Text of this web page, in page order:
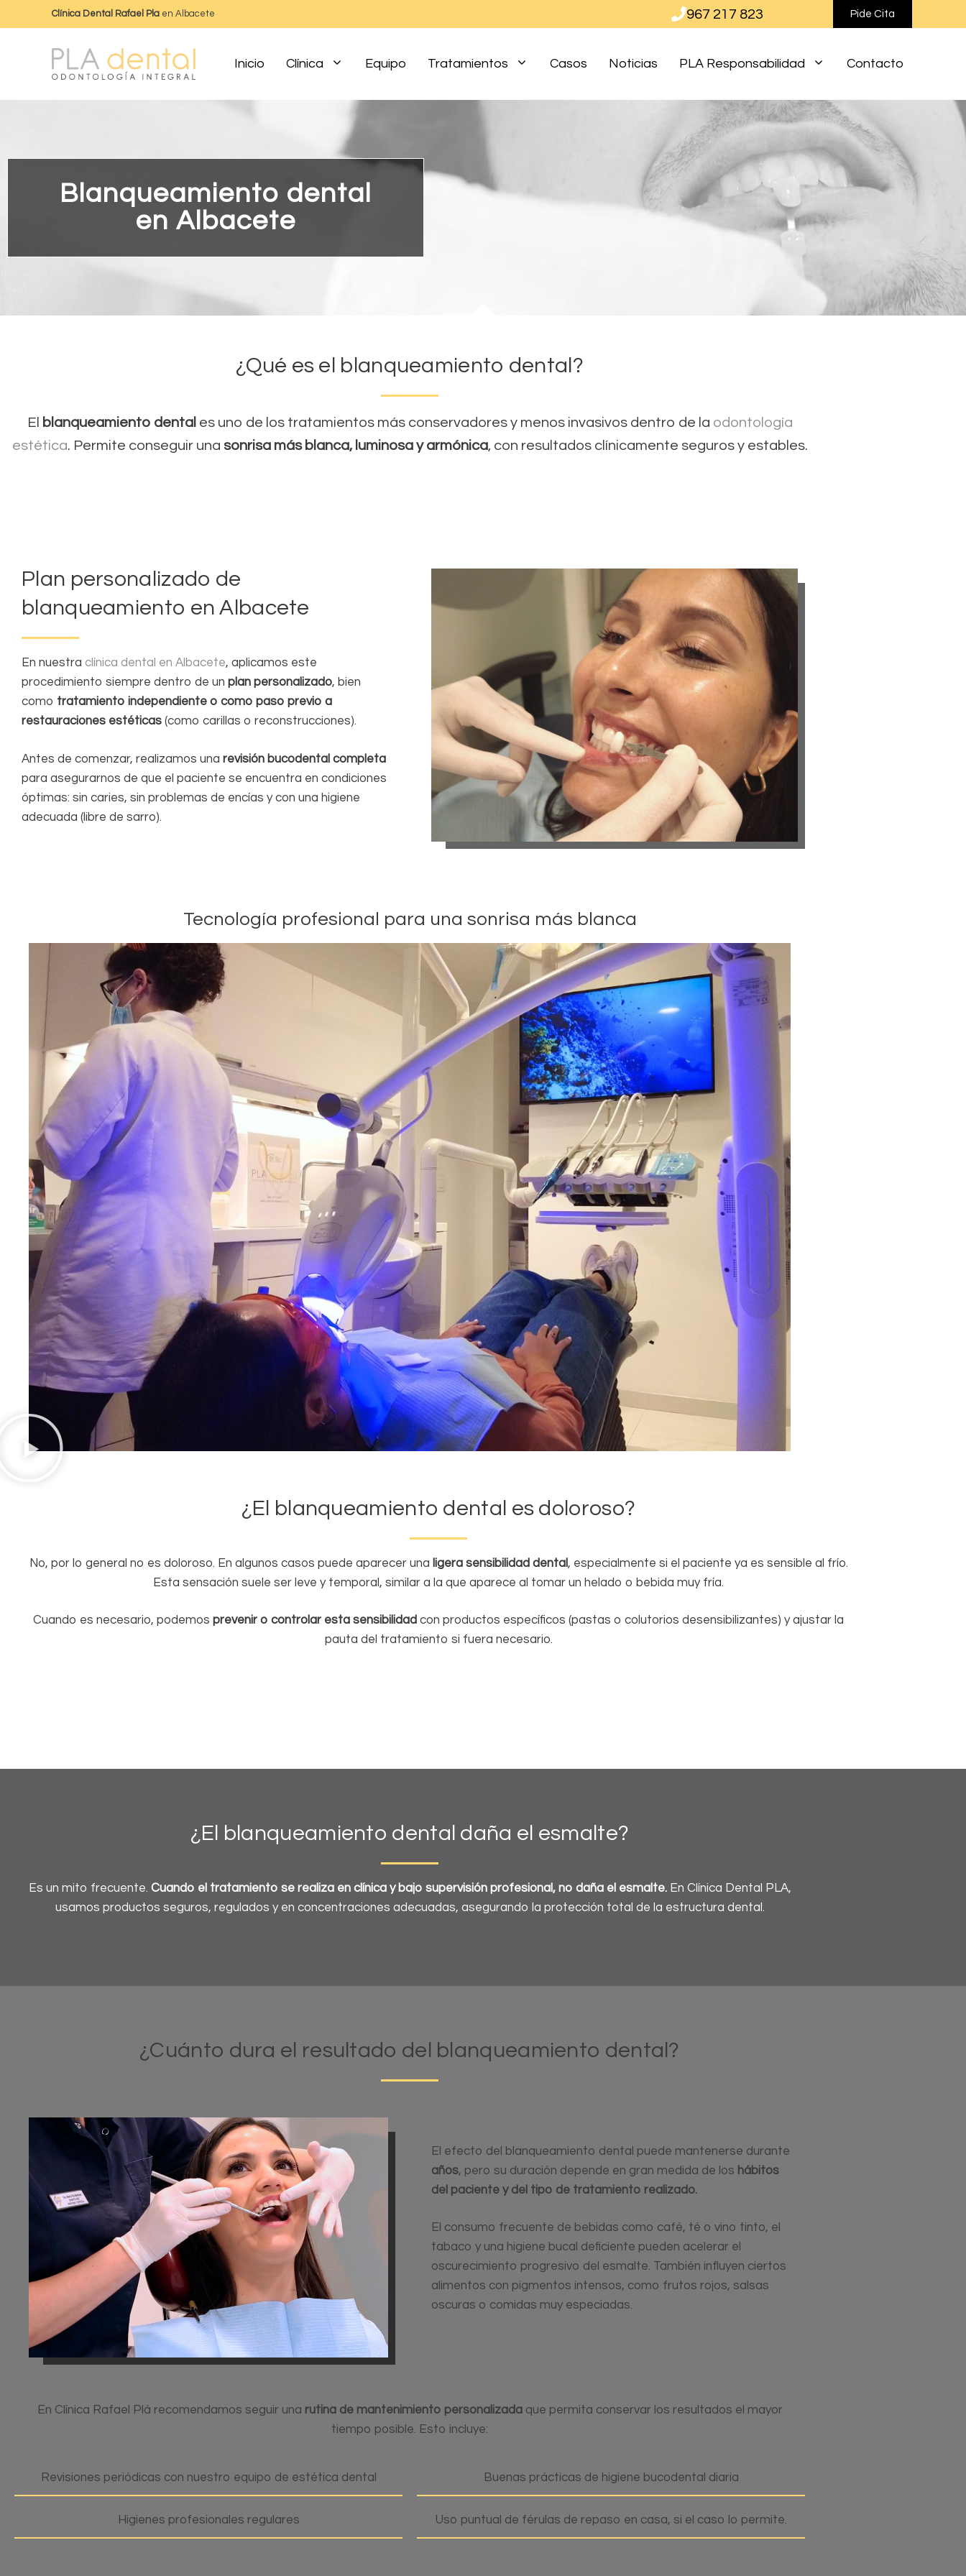
Clínica Dental Rafael Pla en Albacete 967 217 823 Pide Cita
Inicio Clínica Equipo Tratamientos Casos Noticias PLA Responsabilidad Contacto
Blanqueamiento dental
en Albacete
¿Qué es el blanqueamiento dental?
El blanqueamiento dental es uno de los tratamientos más conservadores y menos invasivos dentro de la odontología
estética. Permite conseguir una sonrisa más blanca, luminosa y armónica, con resultados clínicamente seguros y estables.
Plan personalizado de
blanqueamiento en Albacete
En nuestra clínica dental en Albacete, aplicamos este
procedimiento siempre dentro de un plan personalizado, bien
como tratamiento independiente o como paso previo a
restauraciones estéticas (como carillas o reconstrucciones).
Antes de comenzar, realizamos una revisión bucodental completa
para asegurarnos de que el paciente se encuentra en condiciones
óptimas: sin caries, sin problemas de encías y con una higiene
adecuada (libre de sarro).
Tecnología profesional para una sonrisa más blanca
¿El blanqueamiento dental es doloroso?
No, por lo general no es doloroso. En algunos casos puede aparecer una ligera sensibilidad dental, especialmente si el paciente ya es sensible al frío.
Esta sensación suele ser leve y temporal, similar a la que aparece al tomar un helado o bebida muy fría.
Cuando es necesario, podemos prevenir o controlar esta sensibilidad con productos específicos (pastas o colutorios desensibilizantes) y ajustar la
pauta del tratamiento si fuera necesario.
¿El blanqueamiento dental daña el esmalte?
Es un mito frecuente. Cuando el tratamiento se realiza en clínica y bajo supervisión profesional, no daña el esmalte.En Clínica Dental PLA,
usamos productos seguros, regulados y en concentraciones adecuadas, asegurando la protección total de la estructura dental.
¿Cuánto dura el resultado del blanqueamiento dental?
El efecto del blanqueamiento dental puede mantenerse durante
años, pero su duración depende en gran medida de los hábitos
del paciente y del tipo de tratamiento realizado.
El consumo frecuente de bebidas como café, té o vino tinto, el
tabaco y una higiene bucal deficiente pueden acelerar el
oscurecimiento progresivo del esmalte. También influyen ciertos
alimentos con pigmentos intensos, como frutos rojos, salsas
oscuras o comidas muy especiadas.
En Clínica Rafael Plá recomendamos seguir una rutina de mantenimiento personalizadaque permita conservar los resultados el mayor
tiempo posible. Esto incluye:
Revisiones periódicas con nuestro equipo de estética dental
Higienes profesionales regulares
Buenas prácticas de higiene bucodental diaria
Uso puntual de férulas de repaso en casa, si el caso lo permite.